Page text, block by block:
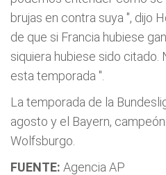
brujas en contra suya ", dijo
de que si Francia hubiese
siquiera hubiese sido citado.
esta temporada ".
La temporada de la
agosto y el Bayern,
Wolfsburgo.
FUENTE: Agencia AP